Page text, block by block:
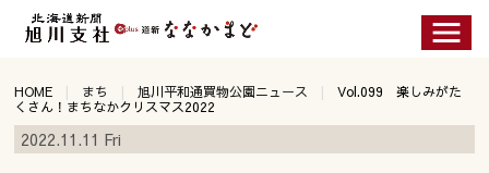
HOME まち 旭川平和通買物公園ニュース
Vol.099 楽しみがた
くさん！まちなかクリスマス2022
2022.11.11 Fri